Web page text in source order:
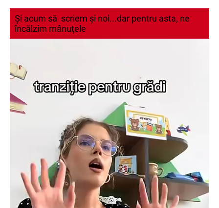
Și acum să scriem și noi...dar pentru asta, ne
încălzim mânuțele